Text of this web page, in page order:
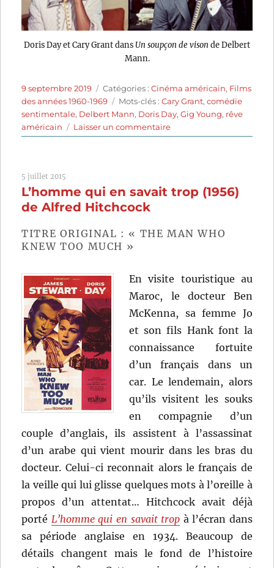
Doris Day et Cary Grant dansUn soupçon de vison de Delbert
Mann.
Publié
le
9 septembre 2019 Catégories
Catégories :Cinéma américain, Films
des années 1960-1969
Étiquettes
Mots-clés :Cary Grant,comédie
sentimentale, Delbert Mann, Doris Day,Gig Young, rêve
américain
Laisser un commentairesur
Un
(1962)
Mann
5 juillet 2015
L’homme qui en savait trop (1956)
de Alfred Hitchcock
TITRE ORIGINAL : « THE MAN WHO
KNEW TOO MUCH »
En visite touristique au
Maroc, le docteur Ben
McKenna, sa femme Jo
et son fils Hank font la
connaissance fortuite
d’un français dans un
car. Le lendemain, alors
qu’ils visitent les souks
en compagnie d’un
couple d’anglais, ils assistent à l’assassinat
d’un arabe qui vient mourir dans les bras du
docteur. Celui-ci reconnait alors le français de
la veille qui lui glisse quelques mots à l’oreille à
propos d’un attentat… Hitchcock avait déjà
porté L’homme qui en savait trop à l’écran dans
sa période anglaise en 1934. Beaucoup de
détails changent mais le fond de l’histoire